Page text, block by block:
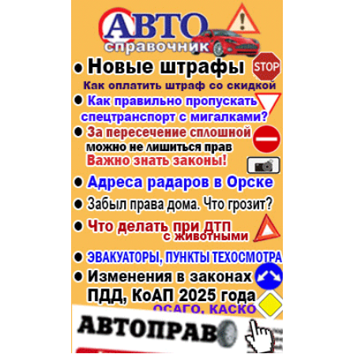
Афиша
Строительство и ремонт
Авто и мото
Рестораны, кафе, бары
Спорт Фитнес
Недвижимость
Красота Косметология
Телекоммуникации и связь
Торговля
Бизнес и финансы
Юристы, Экспертиза, Страхование
Ремонт
Социальные организации
Это интересно
Администрация
Популярное →
Строительство и ремонт